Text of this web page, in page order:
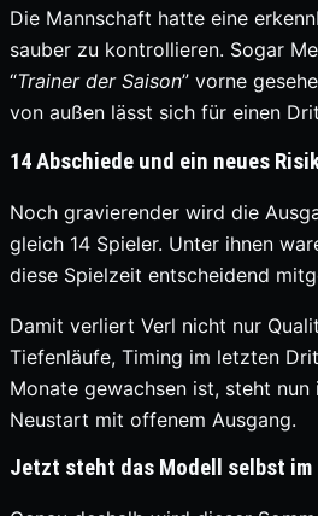
Die Mannschaft hatte eine
sauber zu kontrollieren. Sogar
“Trainer der Saison” vorne
von außen lässt sich für einen
14 Abschiede und ein neues
Noch gravierender wird die
gleich 14 Spieler. Unter ihnen
diese Spielzeit entscheidend
Damit verliert Verl nicht nur
Tiefenläufe, Timing im letzten
Monate gewachsen ist, steht
Neustart mit offenem Ausgang.
Jetzt steht das Modell selbst im